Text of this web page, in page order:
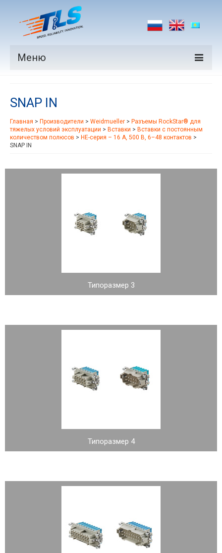
Меню
Производители
Рынки
Новости
SNAP IN
Главная > Производители > Weidmueller > Разъемы RockStar® для
тяжелых условий эксплуатации > Вставки > Вставки с постоянным
количеством полюсов > HE-серия – 16 А, 500 В, 6–48 контактов >
SNAP IN
Типоразмер 3
Типоразмер 4